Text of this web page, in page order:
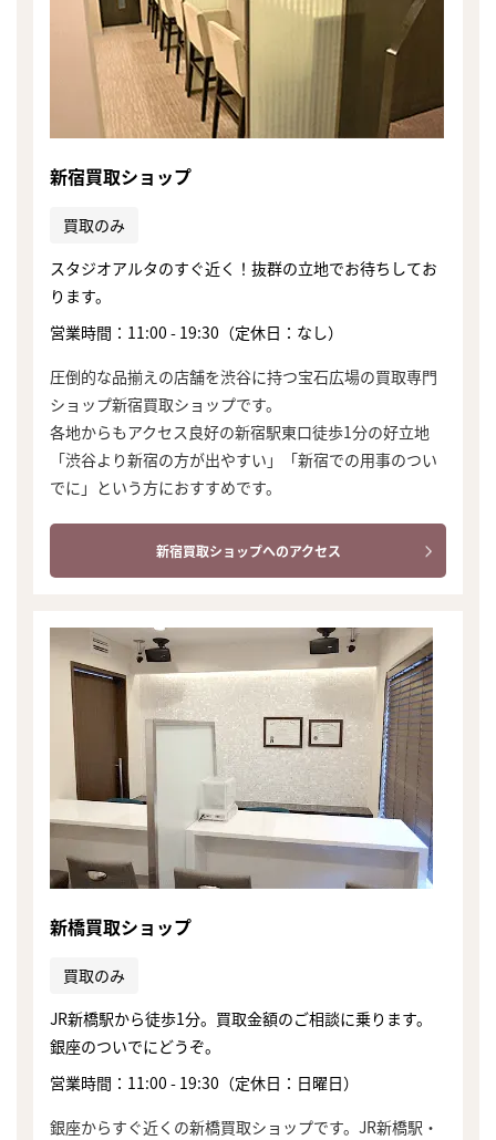
新宿買取ショップ
買取のみ
スタジオアルタのすぐ近く！抜群の立地でお待ちしてお
ります。
営業時間：11:00 - 19:30（定休日：なし）
圧倒的な品揃えの店舗を渋谷に持つ宝石広場の買取専門
ショップ新宿買取ショップです。
各地からもアクセス良好の新宿駅東口徒歩1分の好立地
「渋谷より新宿の方が出やすい」「新宿での用事のつい
でに」という方におすすめです。
新宿買取ショップへのアクセス
新橋買取ショップ
買取のみ
JR新橋駅から徒歩1分。買取金額のご相談に乗ります。
銀座のついでにどうぞ。
営業時間：11:00 - 19:30（定休日：日曜日）
銀座からすぐ近くの新橋買取ショップです。JR新橋駅・